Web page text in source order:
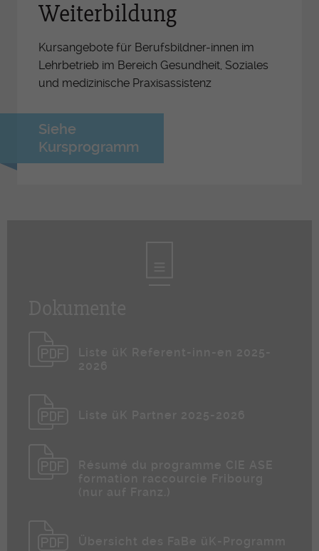
Weiterbildung
Kursangebote für Berufsbildner-innen im
Lehrbetrieb im Bereich Gesundheit, Soziales
und medizinische Praxisassistenz
Siehe
Kursprogramm